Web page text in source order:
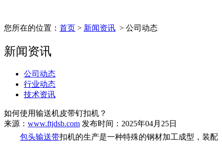
您所在的位置： 首页 > 新闻资讯 > 公司动态
新闻资讯
公司动态
行业动态
技术资讯
如何使用输送机皮带钉扣机？
来源： www.ftjdsb.com 发布时间：2025年04月25日
包头输送带扣机的生产是一种特殊的钢材加工成型，装配